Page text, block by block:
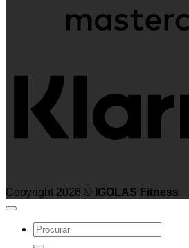
Copyright 2026 © IGOLAS Fitness
Search
for: